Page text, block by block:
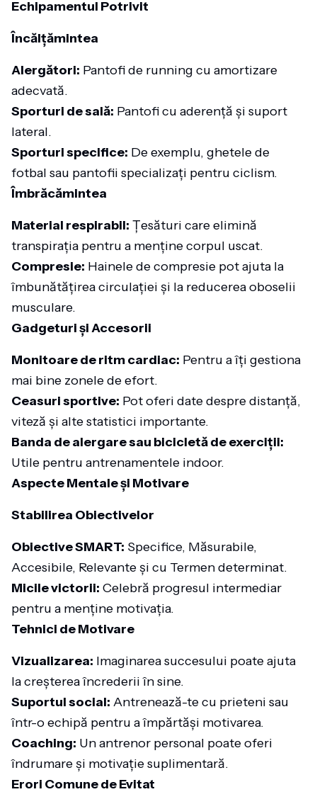
Echipamentul Potrivit
Încălțămintea
Alergători: Pantofi de running cu amortizare
adecvată.
Sporturi de sală: Pantofi cu aderență și suport
lateral.
Sporturi specifice: De exemplu, ghetele de
fotbal sau pantofii specializați pentru ciclism.
Îmbrăcămintea
Material respirabil: Țesături care elimină
transpirația pentru a menține corpul uscat.
Compresie: Hainele de compresie pot ajuta la
îmbunătățirea circulației și la reducerea oboselii
musculare.
Gadgeturi și Accesorii
Monitoare de ritm cardiac: Pentru a îți gestiona
mai bine zonele de efort.
Ceasuri sportive: Pot oferi date despre distanță,
viteză și alte statistici importante.
Banda de alergare sau bicicletă de exerciții:
Utile pentru antrenamentele indoor.
Aspecte Mentale și Motivare
Stabilirea Obiectivelor
Obiective SMART: Specifice, Măsurabile,
Accesibile, Relevante și cu Termen determinat.
Micile victorii: Celebră progresul intermediar
pentru a menține motivația.
Tehnici de Motivare
Vizualizarea: Imaginarea succesului poate ajuta
la creșterea încrederii în sine.
Suportul social: Antrenează-te cu prieteni sau
într-o echipă pentru a împărtăși motivarea.
Coaching: Un antrenor personal poate oferi
îndrumare și motivație suplimentară.
Erori Comune de Evitat